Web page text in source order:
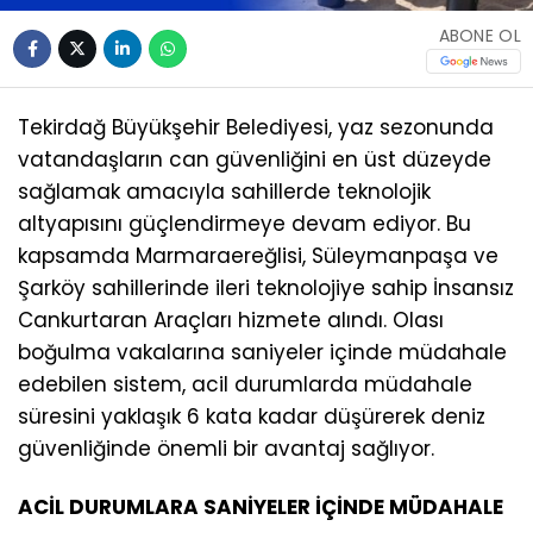
ABONE OL
Tekirdağ Büyükşehir Belediyesi, yaz sezonunda
vatandaşların can güvenliğini en üst düzeyde
sağlamak amacıyla sahillerde teknolojik
altyapısını güçlendirmeye devam ediyor. Bu
kapsamda Marmaraereğlisi, Süleymanpaşa ve
Şarköy sahillerinde ileri teknolojiye sahip İnsansız
Cankurtaran Araçları hizmete alındı. Olası
boğulma vakalarına saniyeler içinde müdahale
edebilen sistem, acil durumlarda müdahale
süresini yaklaşık 6 kata kadar düşürerek deniz
güvenliğinde önemli bir avantaj sağlıyor.
ACİL DURUMLARA SANİYELER İÇİNDE MÜDAHALE